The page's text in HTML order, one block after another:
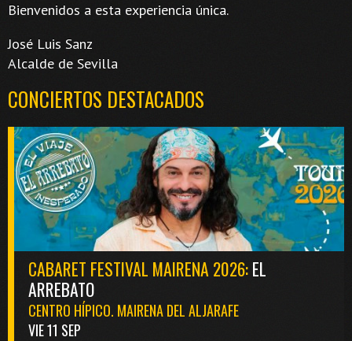
Bienvenidos a esta experiencia única.
José Luis Sanz
Alcalde de Sevilla
CONCIERTOS DESTACADOS
CABARET FESTIVAL MAIRENA 2026:EL
ARREBATO
CENTRO HÍPICO. MAIRENA DEL ALJARAFE
VIE 11 SEP